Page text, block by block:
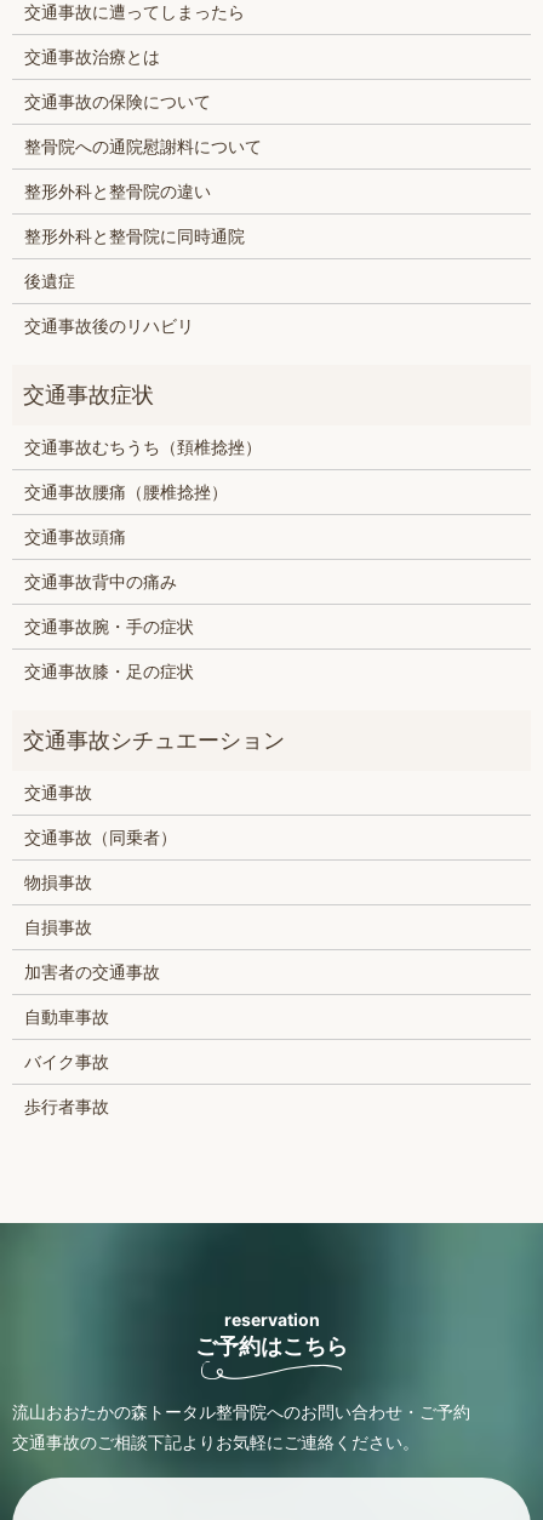
交通事故に遭ってしまったら
交通事故治療とは
交通事故の保険について
整骨院への通院慰謝料について
整形外科と整骨院の違い
整形外科と整骨院に同時通院
後遺症
交通事故後のリハビリ
交通事故むちうち（頚椎捻挫）
交通事故腰痛（腰椎捻挫）
交通事故頭痛
交通事故背中の痛み
交通事故腕・手の症状
交通事故膝・足の症状
交通事故
交通事故（同乗者）
物損事故
自損事故
加害者の交通事故
自動車事故
バイク事故
歩行者事故
reservation
ご予約はこちら
流山おおたかの森トータル整骨院へのお問い合わせ・ご予約
交通事故のご相談下記よりお気軽にご連絡ください。